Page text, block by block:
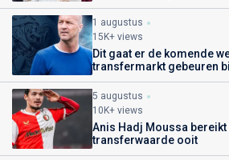
1 augustus
15K+ views
Dit gaat er de komende
transfermarkt gebeuren
5 augustus
10K+ views
Anis Hadj Moussa
transferwaarde ooit